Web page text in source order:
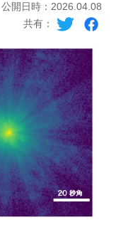
公開日時：2026.04.08
共有：